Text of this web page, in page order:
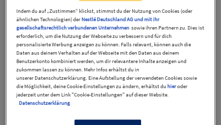
Indem du auf „Zustimmen“ klickst, stimmst du der Nutzung von Cookies (oder
ähnlichen Technologien) der Nestlé Deutschland AG und mit ihr
gesellschaftsrechtlich verbundenen Unternehmen sowie ihren Partnern zu. Dies ist
erforderlich, um die Nutzung der Webseite zu verbessern und für dich
personalisierte Werbung anzeigen zu können. Falls relevant, können auch die
Daten aus deinem Verhalten auf der Webseite mit den Daten aus deinem
Benutzerkonto kombiniert werden, um dir relevantere Inhalte anzeigen und
zukommen lassen zu können. Mehr Infos erhältst du in
unserer Datenschutzerklärung. Eine Aufstellung der verwendeten Cookies sowie
die Möglichkeit, deine Cookie-Einstellungen zu ändern, erhältst du hieroder
jederzeit unter dem Link "Cookie-Einstellungen" auf dieser Website.
Datenschutzerklärung